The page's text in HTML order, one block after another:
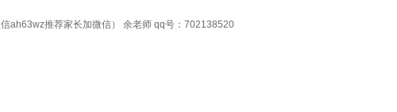
ah63wz推荐家长加微信） 余老师 qq号：702138520